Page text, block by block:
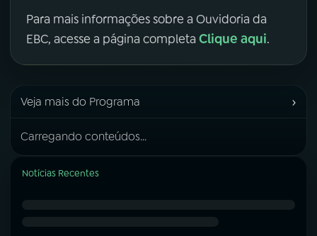
Para mais informações sobre a Ouvidoria da
EBC, acesse a página completa Clique aqui.
Veja mais do Programa ›
Carregando conteúdos...
Notícias Recentes